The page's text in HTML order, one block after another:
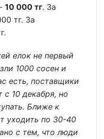
10 000 тг. За
тг. За
елок не первый
1000 сосен и
есть, поставщики
10 декабря, но
Ближе к
уходить по 30-40
с тем, что люди